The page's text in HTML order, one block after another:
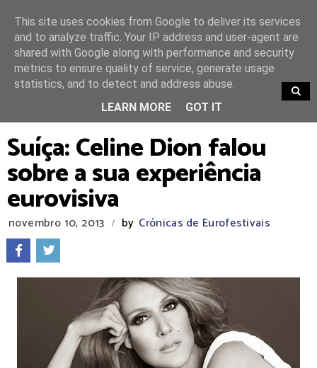
TRENDING
Suíça: Celine Dion falou
sobre a sua experiência
eurovisiva
novembro 10, 2013 / by Crónicas de Eurofestivais
This site uses cookies from Google to deliver its services
and to analyze traffic. Your IP address and user-agent are
shared with Google along with performance and security
metrics to ensure quality of service, generate usage
statistics, and to detect and address abuse.
LEARN MORE
GOT IT